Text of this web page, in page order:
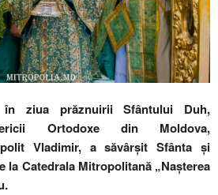
ziua prăznuirii Sfântului Duh,
Ortodoxe din Moldova,
Vladimir, a săvârșit Sfânta și
la Catedrala Mitropolitană „Nașterea